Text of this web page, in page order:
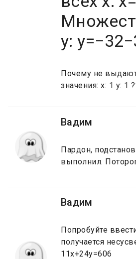
y:
Почему не
значения: x: 1 y: 1
Вадим
Пардон,
выполнил.
Вадим
Попробуйте
получается
11x+24y=606